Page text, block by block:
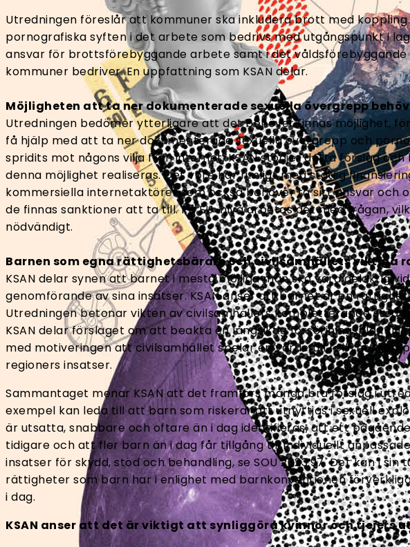
Utredningen föreslår att kommuner ska inkludera brott med
pornografiska syften i det arbete som bedrivs med utgångspunkt i
ansvar för brottsförebyggande arbete samt i det
kommuner bedriver. En uppfattning som KSAN delar.
Möjligheten att ta ner dokumenterade sexuella övergrepp
Utredningen bedömer ytterligare att det behöver finnas möjlighet,
få hjälp med att ta ner dokumenterade sexuella övergrepp och
spridits mot någons vilja från internet. KSAN stödjer detta förslag
denna möjlighet realiseras. Det vore här rimligt med statlig
kommersiella internetaktörer som också behöver ta sitt ansvar och
de finnas sanktioner att ta till. På EU-nivå arbetas det med frågan,
nödvändigt.
Barnen som egna rättighetsbärare och civilsamhällets viktiga
KSAN delar synen att barnet i mesta möjliga mån ska vara delaktig
genomförande av sina insatser. KSAN anser att barnet är en
Utredningen betonar vikten av civilsamhällets kompletterande stöd
KSAN delar förslaget om att beakta en långsiktig försörjningsplan till
med motiveringen att civilsamhället spelar en värdefull roll i att
regioners insatser.
Sammantaget menar KSAN att det framförs många bra förslag i
exempel kan leda till att barn som riskerar att utnyttjas i sexuell
är utsatta, snabbare och oftare än i dag identifieras, att ett
tidigare och att fler barn än i dag får tillgång till individuellt
insatser för skydd, stöd och behandling, se SOU 2023:97. Det kan i
rättigheter som barn har i enlighet med barnkonventionen
i dag.
KSAN anser att det är viktigt att synliggöra kvinnor och tjejers